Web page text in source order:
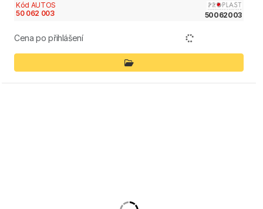
Kód AUTOS
50 062 003
50062003
Cena po přihlášení